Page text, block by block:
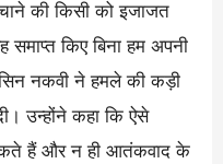
की किसी को इजाजत
समाप्त किए बिना हम अपनी
नकवी ने हमले की कड़ी
उन्होंने कहा कि ऐसे
हैं और न ही आतंकवाद के